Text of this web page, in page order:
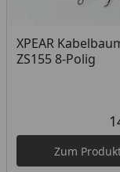
XPEAR
ZS155 8-Polig
Zum